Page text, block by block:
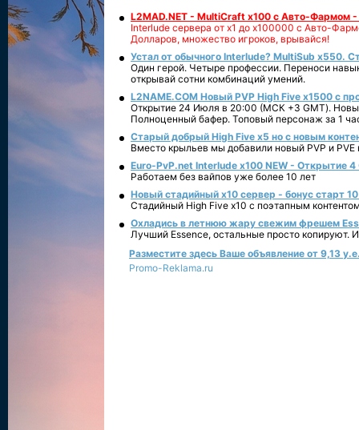
L2MAD.NET - MultiCraft x100 с Авто-Фармом
Interlude сервера от х1 до х100000 с Авто-
Долларов, множество игроков, врывайся!
Устал от обычного Interlude? MultiSub x550.
Один герой. Четыре профессии. Переноси
открывай сотни комбинаций умений.
L2NAME.COM Новый PVP High Five x1500 с
Открытие 24 Июля в 20:00 (МСК +3 GMT).
Полноценный бафер. Топовый персонаж за 1
Старый добрый High Five x5 но с новым
Вместо крыльев мы добавили новый PVP и PVE
Euro-PvP.net Interlude х100 NEW - Открытие 4
Работаем без вайпов уже более 10 лет
Новый стадийный х10 сервер - бонус старт
Стадийный High Five x10 с поэтапным
Охладись в летнюю жару свежим фрешем
Лучший Essence, остальные просто копируют.
Разместите здесь Ваше объявление от 9,13
Promo-Reklama.ru